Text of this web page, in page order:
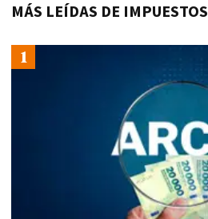
MÁS LEÍDAS DE IMPUESTOS